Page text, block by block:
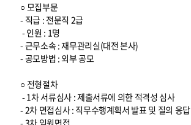
○ 모집부문
- 직급 : 전문직 2급
- 인원 : 1명
- 근무소속 : 재무관리실(대전 본사)
- 공모방법 : 외부 공모
○ 전형절차
- 1차 서류심사 : 제출서류에 의한 적격성 심사
- 2차 면접심사 : 직무수행계획서 발표 및 질의 응답
- 3차 임원면접